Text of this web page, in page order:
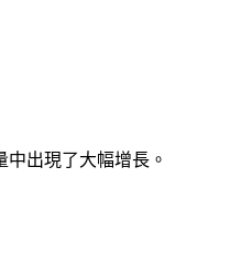
出現了大幅增長。